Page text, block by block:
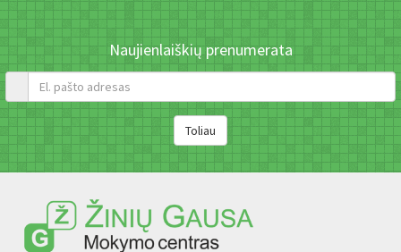
Naujienlaiškių prenumerata